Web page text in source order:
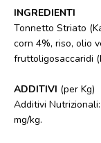
INGREDIENTI
Tonnetto Striato
corn 4%, riso, olio
fruttoligosaccaridi
ADDITIVI (per Kg)
Additivi
mg/kg.